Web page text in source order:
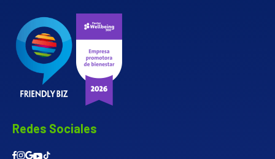
Redes Sociales